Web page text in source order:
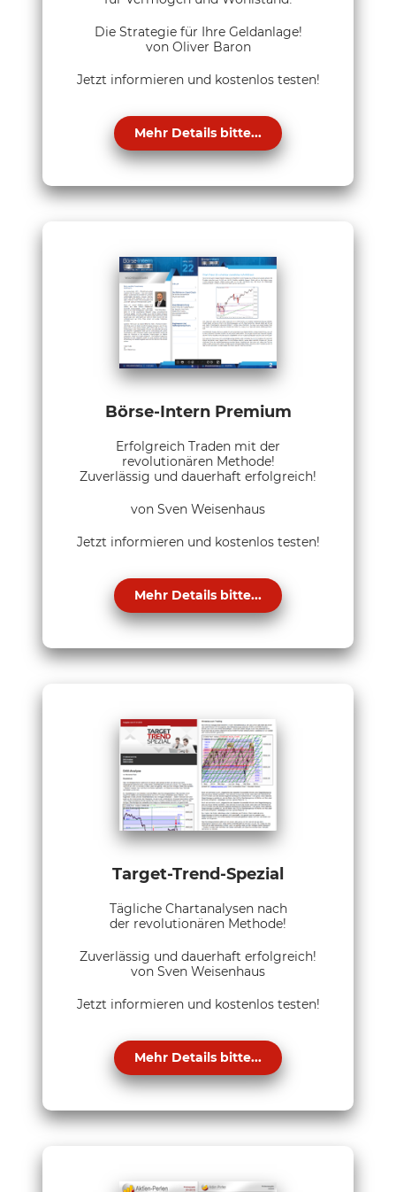
Die Strategie für Ihre Geldanlage!
von Oliver Baron
Jetzt informieren und kostenlos testen!
Mehr Details bitte...
Börse-Intern Premium
Erfolgreich Traden mit der
revolutionären Methode!
Zuverlässig und dauerhaft erfolgreich!
von Sven Weisenhaus
Jetzt informieren und kostenlos testen!
Mehr Details bitte...
Target-Trend-Spezial
Tägliche Chartanalysen nach
der revolutionären Methode!
Zuverlässig und dauerhaft erfolgreich!
von Sven Weisenhaus
Jetzt informieren und kostenlos testen!
Mehr Details bitte...